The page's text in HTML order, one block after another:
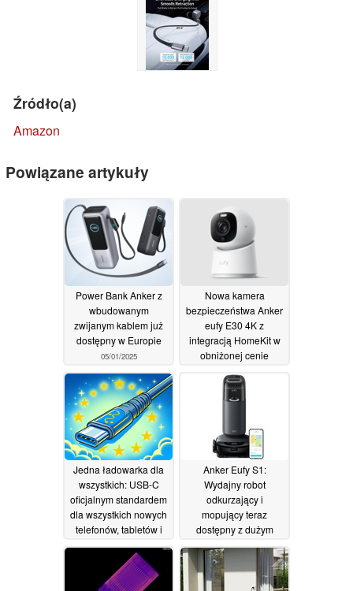
Źródło(a)
Amazon
Powiązane artykuły
Power Bank Anker z
wbudowanym
zwijanym kablem już
dostępny w Europie
05/01/2025
Nowa kamera
bezpieczeństwa Anker
eufy E30 4K z
integracją HomeKit w
obniżonej cenie
Jedna ładowarka dla
wszystkich: USB-C
oficjalnym standardem
dla wszystkich nowych
telefonów, tabletów i
30/12/2024
Anker Eufy S1:
Wydajny robot
odkurzający i
mopujący teraz
dostępny z dużym
29/12/2024